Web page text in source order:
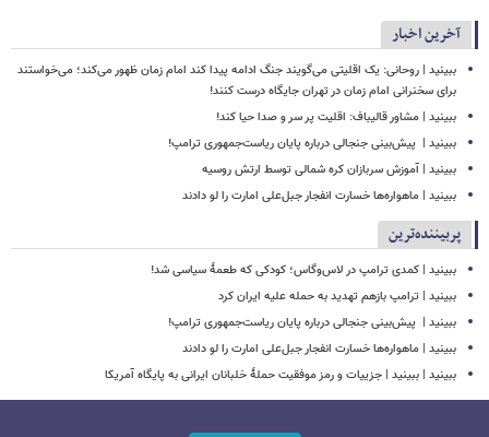
آخرین اخبار
ببینید | روحانی: یک اقلیتی می‌گویند جنگ ادامه پیدا کند امام زمان ظهور می‌کند؛ می‌خواستند
برای سخنرانی امام زمان در تهران جایگاه درست کنند!
ببینید | مشاور قالیباف: اقلیت پر سر و صدا حیا کند!
ببینید | ‏ پیش‌بینی جنجالی درباره پایان ریاست‌جمهوری ترامپ!
ببینید | آموزش سربازان کره شمالی توسط ارتش روسیه
ببینید | ماهواره‌ها خسارت انفجار جبل‌علی امارت را لو دادند
پربیننده‌ترین
ببینید | کمدی ترامپ در لاس‌وگاس؛ کودکی که طعمۀ سیاسی شد!
ببینید | ترامپ بازهم تهدید به حمله علیه ایران کرد
ببینید | ‏ پیش‌بینی جنجالی درباره پایان ریاست‌جمهوری ترامپ!
ببینید | ماهواره‌ها خسارت انفجار جبل‌علی امارت را لو دادند
ببینید | ببینید | جزییات و رمز موفقیت حملۀ خلبانان ایرانی به پایگاه آمریکا